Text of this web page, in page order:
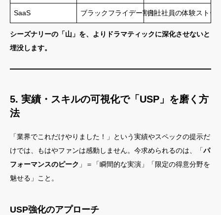
SaaS ブラックフライデー割引自社社員の体験ストー
シーズナリーの「山」を、よりドラマティックに深化させないと
埋没します。
5. 実績・スキルの可視化で「USP」を磨く方
法
「業界でこれだけやりました！」という実績やスペックの提示だ
けでは、もはやファンは感動しません。今求められるのは、「パ
フォーマンスのピーク 」＝「瞬間的な実演」「限定の得意分野を
魅せる」こと。
USP強化のアプローチ